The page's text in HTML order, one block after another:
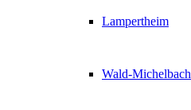
Lampertheim
Wald-Michelbach